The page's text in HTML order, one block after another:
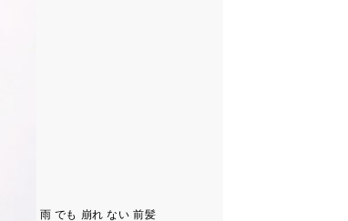
雨 でも 崩れ ない 前髪